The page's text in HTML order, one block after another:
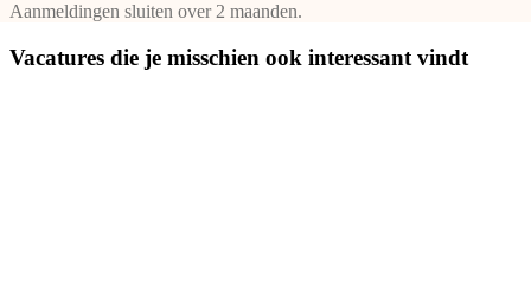
Aanmeldingen sluiten over 2 maanden.
Vacatures die je misschien ook interessant vindt